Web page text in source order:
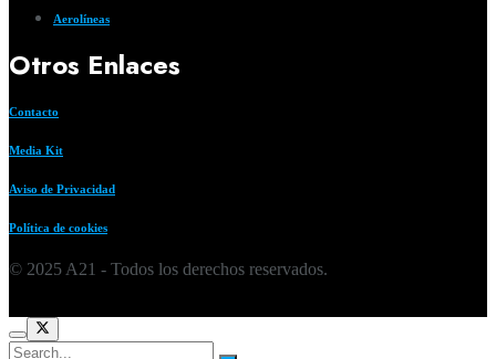
Aerolíneas
Otros Enlaces
Contacto
Media Kit
Aviso de Privacidad
Política de cookies
© 2025 A21 - Todos los derechos reservados.